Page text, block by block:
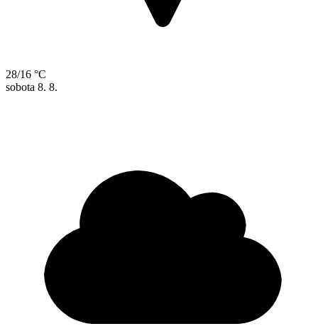
28/16 °C
sobota 8. 8.